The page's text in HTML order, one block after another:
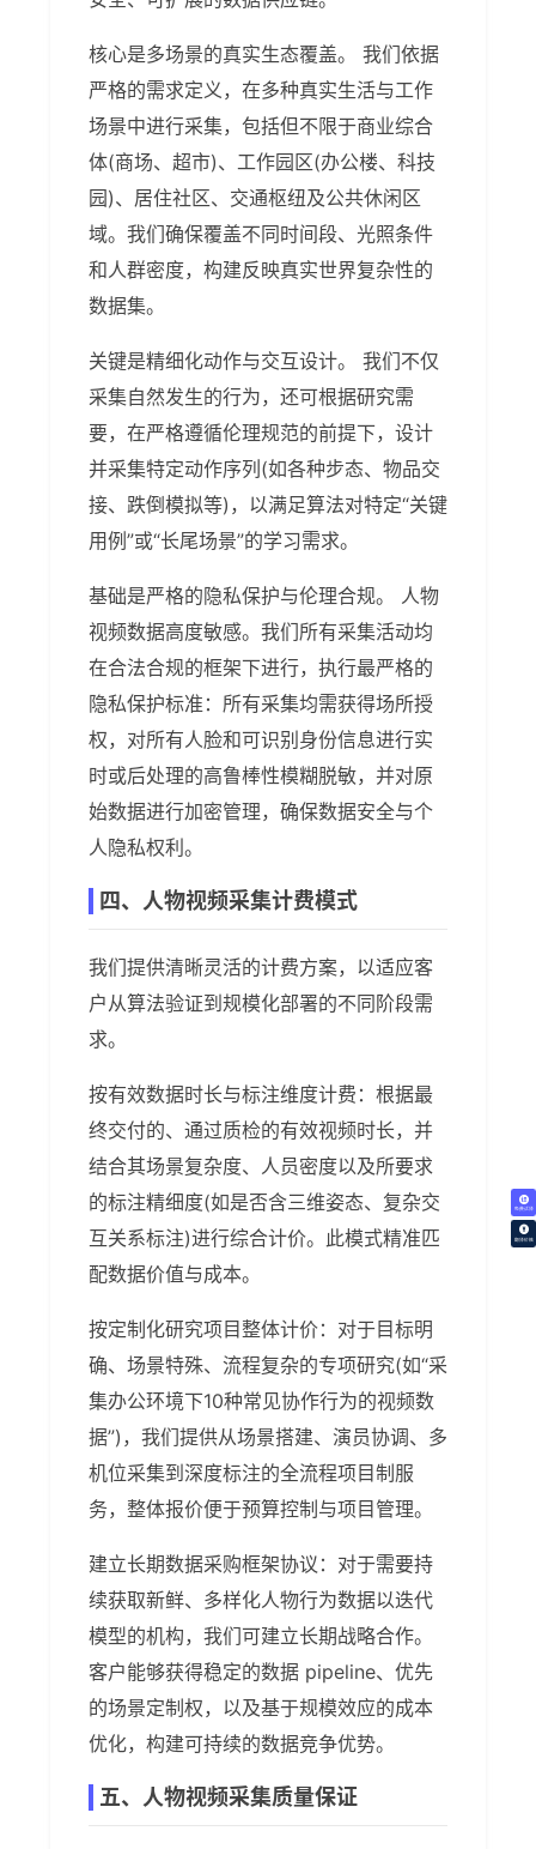
免费试译
翻译价格
核心是多场景的真实生态覆盖。 我们依据
严格的需求定义，在多种真实生活与工作
场景中进行采集，包括但不限于商业综合
体(商场、超市)、工作园区(办公楼、科技
园)、居住社区、交通枢纽及公共休闲区
域。我们确保覆盖不同时间段、光照条件
和人群密度，构建反映真实世界复杂性的
数据集。
关键是精细化动作与交互设计。 我们不仅
采集自然发生的行为，还可根据研究需
要，在严格遵循伦理规范的前提下，设计
并采集特定动作序列(如各种步态、物品交
接、跌倒模拟等)，以满足算法对特定“关键
用例”或“长尾场景”的学习需求。
基础是严格的隐私保护与伦理合规。 人物
视频数据高度敏感。我们所有采集活动均
在合法合规的框架下进行，执行最严格的
隐私保护标准：所有采集均需获得场所授
权，对所有人脸和可识别身份信息进行实
时或后处理的高鲁棒性模糊脱敏，并对原
始数据进行加密管理，确保数据安全与个
人隐私权利。
四、人物视频采集计费模式
我们提供清晰灵活的计费方案，以适应客
户从算法验证到规模化部署的不同阶段需
求。
按有效数据时长与标注维度计费：根据最
终交付的、通过质检的有效视频时长，并
结合其场景复杂度、人员密度以及所要求
的标注精细度(如是否含三维姿态、复杂交
互关系标注)进行综合计价。此模式精准匹
配数据价值与成本。
按定制化研究项目整体计价：对于目标明
确、场景特殊、流程复杂的专项研究(如“采
集办公环境下10种常见协作行为的视频数
据”)，我们提供从场景搭建、演员协调、多
机位采集到深度标注的全流程项目制服
务，整体报价便于预算控制与项目管理。
建立长期数据采购框架协议：对于需要持
续获取新鲜、多样化人物行为数据以迭代
模型的机构，我们可建立长期战略合作。
客户能够获得稳定的数据 pipeline、优先
的场景定制权，以及基于规模效应的成本
优化，构建可持续的数据竞争优势。
五、人物视频采集质量保证